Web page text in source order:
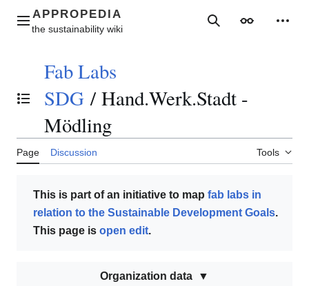
contentMain menu SearchAppearance
Toggle the table of contents
Fab Labs
SDG / Hand.Werk.Stadt -
Mödling
Page Discussion Tools
This is part of an initiative to map fab labs in
relation to the Sustainable Development Goals.
This page is open edit.
Organization data